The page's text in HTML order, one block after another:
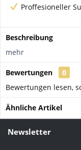
Proffesioneller
Beschreibung
mehr
Bewertungen
0
Bewertungen lesen,
Ähnliche Artikel
Newsletter